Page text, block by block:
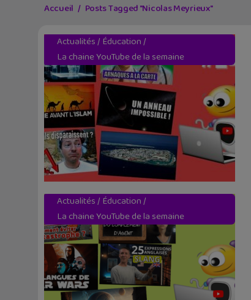
Accueil Posts Tagged "Nicolas Meyrieux"
Actualités/ Éducation/
La chaine YouTube de la semaine
Actualités/ Éducation/
La chaine YouTube de la semaine